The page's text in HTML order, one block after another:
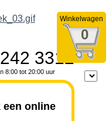
Winkelwagen
0
3312
8:00 tot 20:00 uur
een online